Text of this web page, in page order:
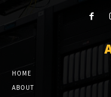
HOME
ABOUT